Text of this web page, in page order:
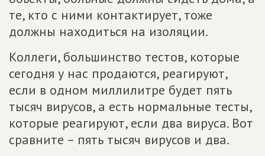
те, кто с ними контактирует, тоже
должны находиться на изоляции.
Коллеги, большинство тестов, которые
сегодня у нас продаются, реагируют,
если в одном миллилитре будет пять
тысяч вирусов, а есть нормальные тесты,
которые реагируют, если два вируса. Вот
сравните – пять тысяч вирусов и два.